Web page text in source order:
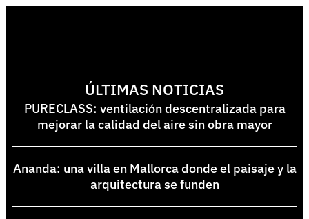
ÚLTIMAS NOTICIAS
PURECLASS: ventilación descentralizada para
mejorar la calidad del aire sin obra mayor
Ananda: una villa en Mallorca donde el paisaje y la
arquitectura se funden